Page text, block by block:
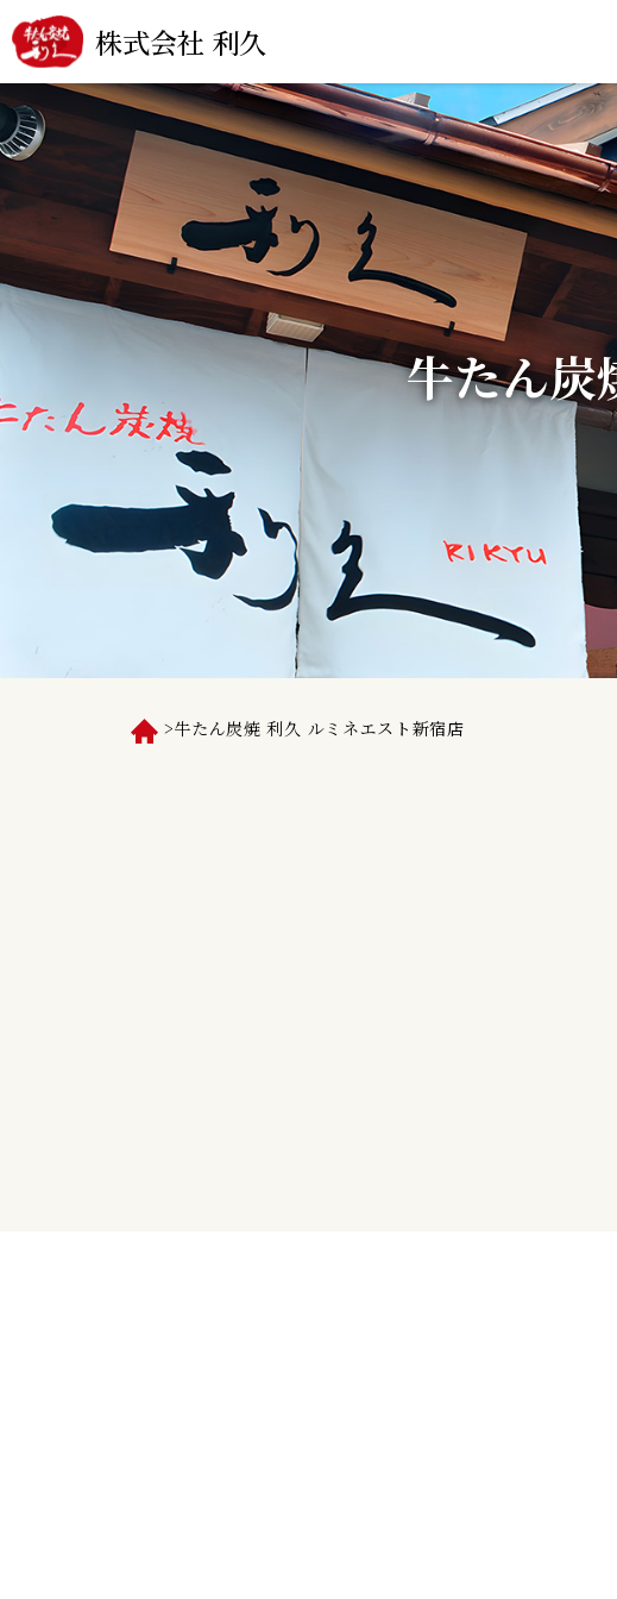
株式会社 利久
牛たん炭
>牛たん炭焼 利久 ルミネエスト新宿店